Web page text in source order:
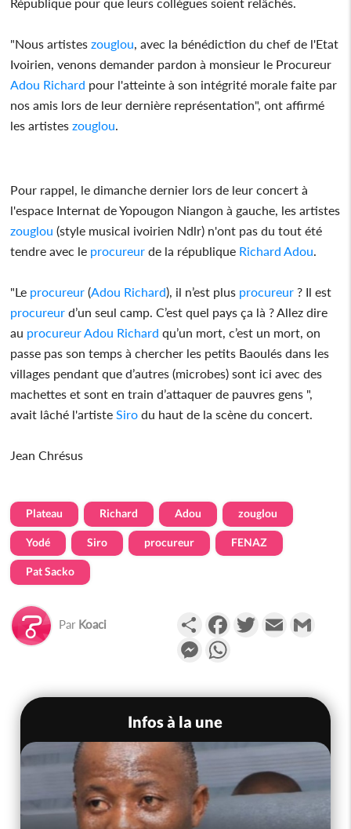
"Nous artisteszouglou , avec la bénédiction du chef de l'Etat
Ivoirien, venons demander pardon à monsieur le Procureur
Adou Richard pour l'atteinte à son intégrité morale faite par
nos amis lors de leur dernière représentation", ont affirmé
les artisteszouglou
Pour rappel, le dimanche dernier lors de leur concert à
l'espace Internat de Yopougon Niangon à gauche, les artistes
zouglou (style musical ivoirien Ndlr) n'ont pas du tout été
tendre avec le procureur de la république Richard Adou
"Le procureur (Adou Richard), il n’est plus procureur ? Il est
procureur d’un seul camp. C’est quel pays ça là ? Allez dire
au procureur Adou Richard qu’un mort, c’est un mort, on
passe pas son temps à chercher les petits Baoulés dans les
villages pendant que d’autres (microbes) sont ici avec des
machettes et sont en train d’attaquer de pauvres gens ",
avait lâché l'artiste Siro du haut de la scène du concert.
Jean Chrésus
Plateau Richard Adou zouglou
Yodé Siro procureur FENAZ
Pat Sacko
Par Koaci PartagerFacebookTwitterEmail
Messenger
Infos à la une